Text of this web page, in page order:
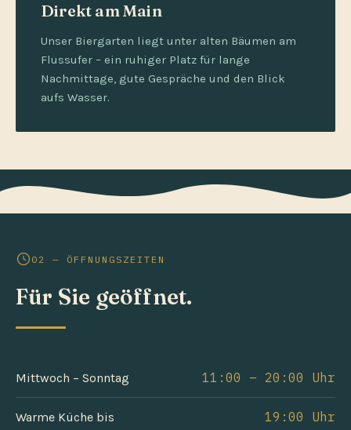
Direkt am Main
Unser Biergarten liegt unter alten Bäumen am
Flussufer – ein ruhiger Platz für lange
Nachmittage, gute Gespräche und den Blick
aufs Wasser.
02 — ÖFFNUNGSZEITEN
Für Sie geöffnet.
Mittwoch – Sonntag 11:00 – 20:00 Uhr
Warme Küche bis 19:00 Uhr